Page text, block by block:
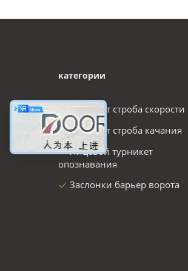
категории
турникет строба скорости
турникет строба качания
Лицевой турникет
опознавания
Заслонки барьер ворота